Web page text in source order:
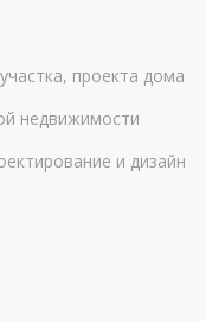
проекта дома
недвижимости
и дизайн